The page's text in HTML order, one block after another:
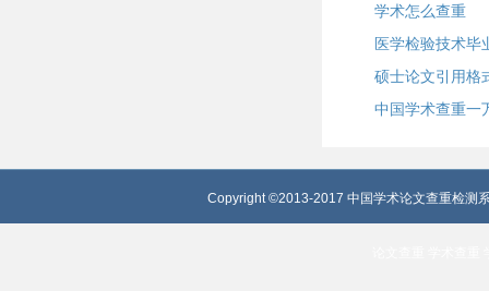
学术怎么查重
医学检验技术毕
硕士论文引用格
中国学术查重一
Copyright ©2013-2017 中国学术论文查重检